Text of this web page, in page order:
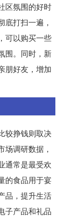
区氛围的好时
打扫一遍，
可以购买一些
围。同时，新
朋好友，增加
较挣钱则取决
调研数据，
通常是最受欢
的食品用于宴
品，提升生活
子产品和礼品